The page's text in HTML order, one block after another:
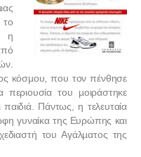
η
κόσµου, που τον πένθησε
του µοιράστηκε
Πάντως, η τελευταία
γυναίκα της Ευρώπης και
του Αγάλµατος της